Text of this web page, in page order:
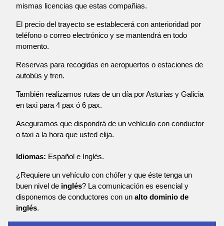
mismas licencias que estas compañias.
El precio del trayecto se establecerá con anterioridad por
teléfono o correo electrónico y se mantendrá en todo
momento.
Reservas para recogidas en aeropuertos o estaciones de
autobús y tren.
También realizamos rutas de un día por Asturias y Galicia
en taxi para 4 pax ó 6 pax.
Aseguramos que dispondrá de un vehículo con conductor
o taxi a la hora que usted elija.
Idiomas: Español e Inglés.
¿Requiere un vehículo con chófer y que éste tenga un
buen nivel de inglés? La comunicación es esencial y
disponemos de conductores con un alto dominio de
inglés.